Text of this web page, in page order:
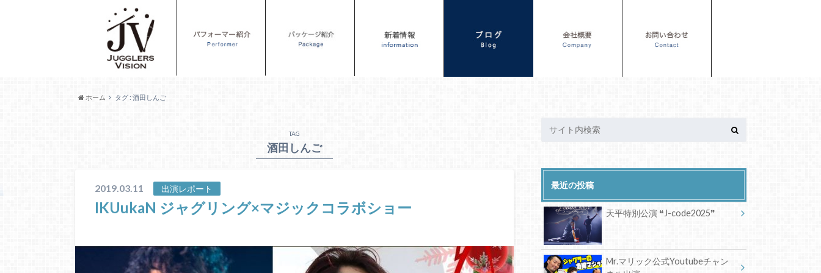
ホーム タグ : 酒田しんご
TAG
酒田しんご
2019.03.11 出演レポート
IKUukaN ジャグリング×マジックコラボショー
最近の投稿
天平特別公演 ❝J-code2025❞
Mr.マリック公式Youtubeチャン